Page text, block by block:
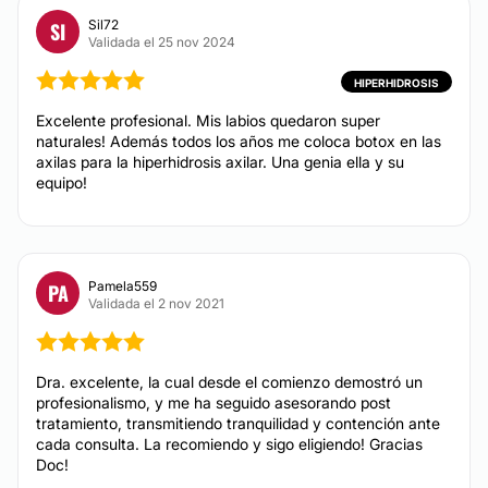
Tratamiento acné
ÁCIDO HIALURÓNICO
AUMENTO DE LABIOS CON ÁCIDO HIALURÓNICO
La reestructuración, volumen y aumento de labios
con ácido hialurónico es una técnica no permanente
que permite hacer rellenos de forma segura. Este es
un método no permanente que permite perfilar y dar
volumen gracias a su control en el tiempo.
CONTACTAR
BOTOX
TOXINA BOTULÍNICA El Botox es uno de los
SI
Sil72
Validada el 25 nov 2024
HIPERHIDROSIS
Excelente profesional. Mis labios quedaron super
naturales! Además todos los años me coloca botox en las
axilas para la hiperhidrosis axilar. Una genia ella y su
equipo!
PA
Pamela559
Validada el 2 nov 2021
Dra. excelente, la cual desde el comienzo demostró un
profesionalismo, y me ha seguido asesorando post
tratamiento, transmitiendo tranquilidad y contención ante
cada consulta. La recomiendo y sigo eligiendo! Gracias
Doc!